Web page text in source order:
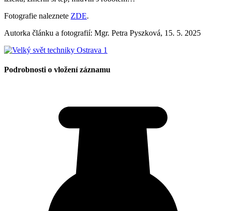
Fotografie naleznete ZDE.
Autorka článku a fotografií: Mgr. Petra Pyszková, 15. 5. 2025
Podrobnosti o vložení záznamu